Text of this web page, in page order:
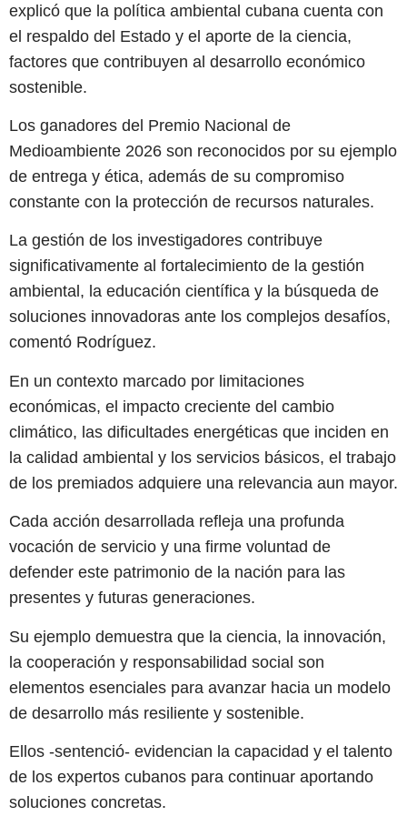
explicó que la política ambiental cubana cuenta con
el respaldo del Estado y el aporte de la ciencia,
factores que contribuyen al desarrollo económico
sostenible.
Los ganadores del Premio Nacional de
Medioambiente 2026 son reconocidos por su ejemplo
de entrega y ética, además de su compromiso
constante con la protección de recursos naturales.
La gestión de los investigadores contribuye
significativamente al fortalecimiento de la gestión
ambiental, la educación científica y la búsqueda de
soluciones innovadoras ante los complejos desafíos,
comentó Rodríguez.
En un contexto marcado por limitaciones
económicas, el impacto creciente del cambio
climático, las dificultades energéticas que inciden en
la calidad ambiental y los servicios básicos, el trabajo
de los premiados adquiere una relevancia aun mayor.
Cada acción desarrollada refleja una profunda
vocación de servicio y una firme voluntad de
defender este patrimonio de la nación para las
presentes y futuras generaciones.
Su ejemplo demuestra que la ciencia, la innovación,
la cooperación y responsabilidad social son
elementos esenciales para avanzar hacia un modelo
de desarrollo más resiliente y sostenible.
Ellos -sentenció- evidencian la capacidad y el talento
de los expertos cubanos para continuar aportando
soluciones concretas.